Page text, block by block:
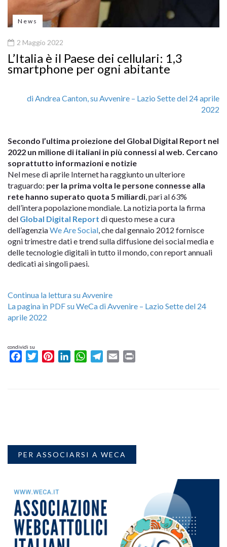
News
2 Maggio 2022
L’Italia è il Paese dei cellulari: 1,3
smartphone per ogni abitante
di Andrea Canton, su Avvenire – Lazio Sette del 24 aprile
2022
Secondo l’ultima proiezione del Global Digital Report nel
2022 un milione di italiani in più connessi al web. Cercano
soprattutto informazioni e notizie
Nel mese di aprile Internet ha raggiunto un ulteriore
traguardo: per la prima volta le persone connesse alla
rete hanno superato quota 5 miliardi, pari al 63%
dell’intera popolazione mondiale. La notizia porta la firma
del Global Digital Report di questo mese a cura
dell’agenziaWe Are Social, che dal gennaio 2012 fornisce
ogni trimestre dati e trend sulla diffusione dei social media e
delle tecnologie digitali in tutto il mondo, con report annuali
dedicati ai singoli paesi.
Continua la lettura su Avvenire
La pagina in PDF su WeCa di Avvenire – Lazio Sette del 24
aprile 2022
condividi su
FacebookTwitterPinterestLinkedInWhatsAppTelegram
Email
PER ASSOCIARSI A WECA